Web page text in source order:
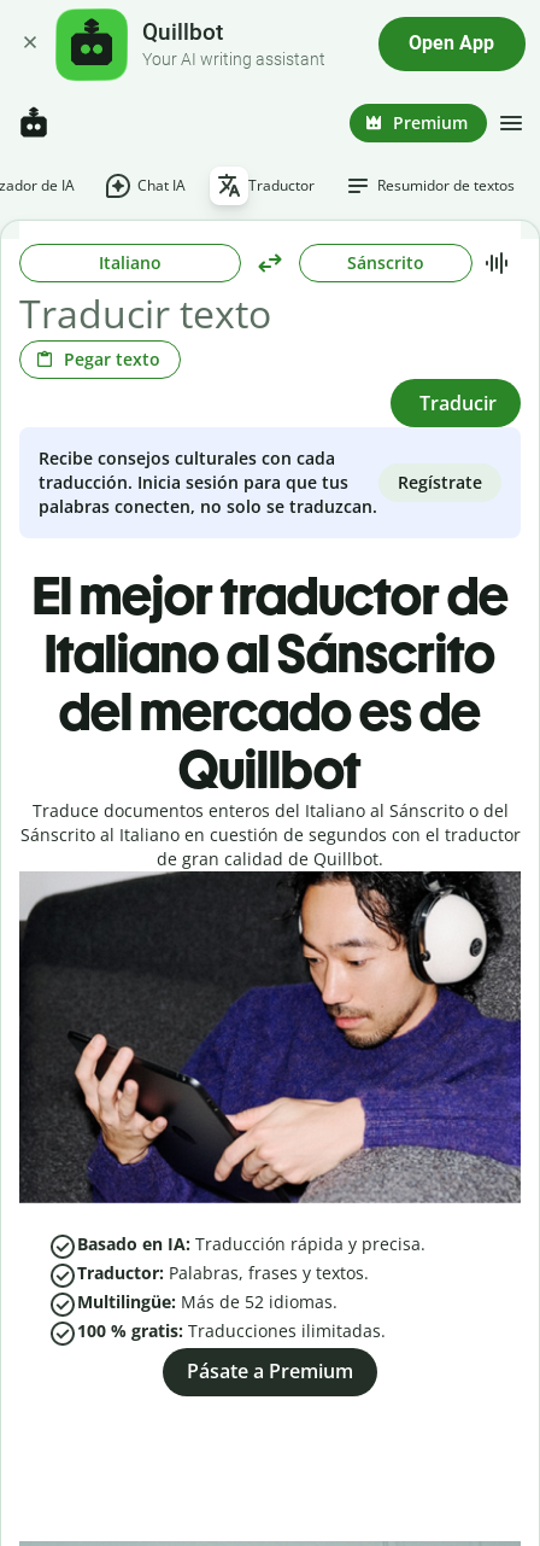
Quillbot
Your AI writing assistant
Open App
Premium
de IA Chat IA Traductor Resumidor de textos
Italiano Sánscrito
Pegar texto
Traducir
Recibe consejos culturales con cada
traducción. Inicia sesión para que tus
palabras conecten, no solo se traduzcan.
Regístrate
El mejor traductor de
Italiano al Sánscrito
del mercado es de
Quillbot
Traduce documentos enteros del Italiano al Sánscrito o del
Sánscrito al Italiano en cuestión de segundos con el traductor
de gran calidad de Quillbot.
Basado en IA: Traducción rápida y precisa.
Traductor: Palabras, frases y textos.
Multilingüe: Más de 52 idiomas.
100 % gratis: Traducciones ilimitadas.
Pásate a Premium